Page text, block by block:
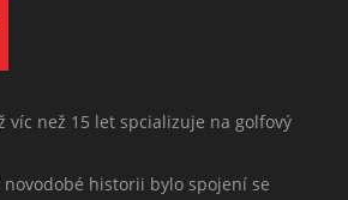
víc než 15 let spcializuje na golfový
historii bylo spojení se